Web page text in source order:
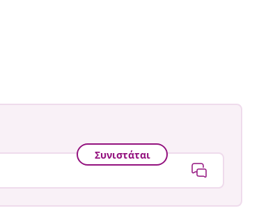
Συνιστάται